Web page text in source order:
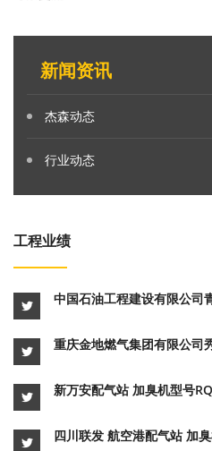
新闻资讯
杰森动态
行业动态
工程业绩
中国石油工程建设有限公司
重庆金地燃气集团有限公司
新万安配气站 加臭机型号
四川联发 航空港配气站 加